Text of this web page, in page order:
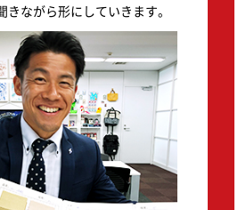
きながら形にしていきます。